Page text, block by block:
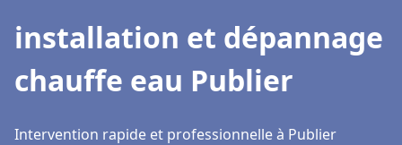
installation et dépannage
chauffe eau Publier
Intervention rapide et professionnelle à Publier